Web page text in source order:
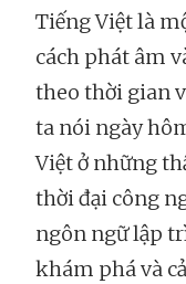
Tiếng Việt là
cách phát âm
theo thời gian
ta nói ngày
Việt ở những
thời đại công
ngôn ngữ lập
khám phá và